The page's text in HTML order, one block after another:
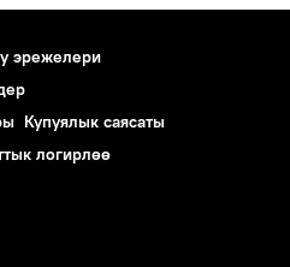
эрежелери
Купуялык саясаты
логирлөө